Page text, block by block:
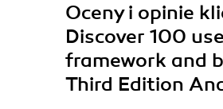
Oceny i opinie
Discover 100
framework and
Third Edition